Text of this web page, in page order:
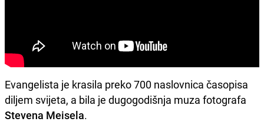
Evangelista je krasila preko 700 naslovnica časopisa
diljem svijeta, a bila je dugogodišnja muza fotografa
Stevena Meisela.